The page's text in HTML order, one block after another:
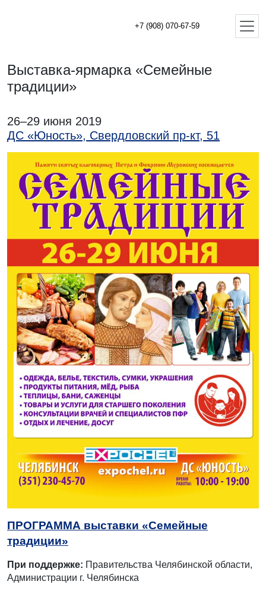
+7 (908) 070-67-59
Выставка-ярмарка «Семейные
традиции»
26–29 июня 2019
ДС «Юность», Свердловский пр-кт, 51
ПРОГРАММА выставки «Семейные
традиции»
При поддержке: Правительства Челябинской области,
Администрации г. Челябинска